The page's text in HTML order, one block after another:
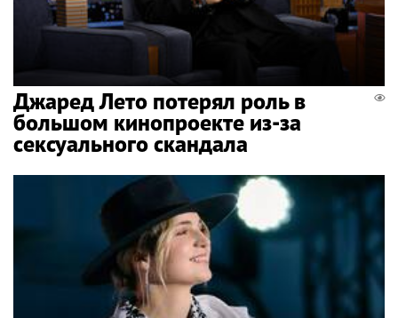
Джаред Лето потерял роль в
большом кинопроекте из-за
сексуального скандала